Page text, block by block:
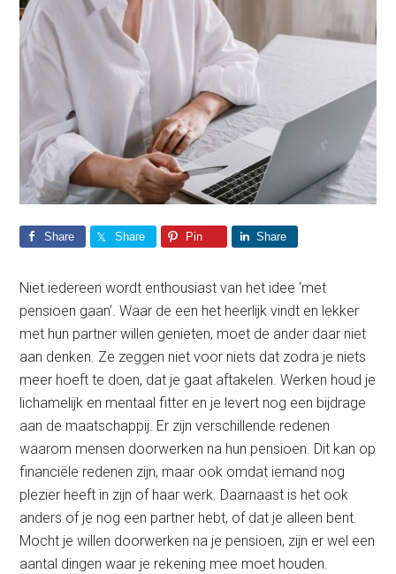
Share Share Pin Share
Niet iedereen wordt enthousiast van het idee ‘met
pensioen gaan’. Waar de een het heerlijk vindt en lekker
met hun partner willen genieten, moet de ander daar niet
aan denken. Ze zeggen niet voor niets dat zodra je niets
meer hoeft te doen, dat je gaat aftakelen. Werken houd je
lichamelijk en mentaal fitter en je levert nog een bijdrage
aan de maatschappij. Er zijn verschillende redenen
waarom mensen doorwerken na hun pensioen. Dit kan op
financiële redenen zijn, maar ook omdat iemand nog
plezier heeft in zijn of haar werk. Daarnaast is het ook
anders of je nog een partner hebt, of dat je alleen bent.
Mocht je willen doorwerken na je pensioen, zijn er wel een
aantal dingen waar je rekening mee moet houden.